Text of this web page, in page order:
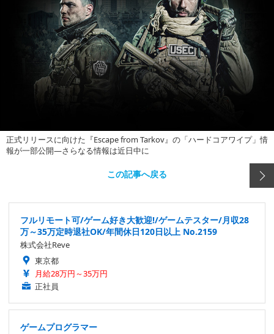
正式リリースに向けた『Escape from Tarkov』の「ハードコアワイプ」情
報が一部公開―さらなる情報は近日中に
この記事へ戻る
フルリモート可/ゲーム好き大歓迎!/ゲームテスター/月収28
万～35万定時退社OK/年間休日120日以上 No.2159
株式会社Reve
東京都
月給28万円～35万円
正社員
ゲームプログラマー